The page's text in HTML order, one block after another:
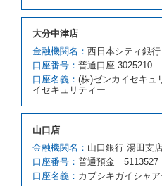
借受人は、第１項の代替
を拒絶し、予約を取り消
す。
前項の場合、第１項の貸
因が、当社の責に帰する
４項の予約の取消しとし
予約申込金を返還するも
原因が、当社の責に帰さ
第５項の予約の取消しと
の予約申込金を返還する
第６条（免責）
大分中津店
金融機関名： 西日本シティ銀
口座番号： 普通口座 3025210
口座名義： (株)ゼンカイセキ
イセキュリティー
山口店
金融機関名： 山口銀行 湯田支
口座番号： 普通預金 5113527
口座名義： カブシキガイシャ